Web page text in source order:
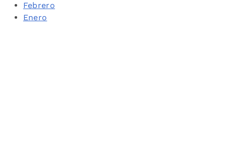
Febrero
Enero